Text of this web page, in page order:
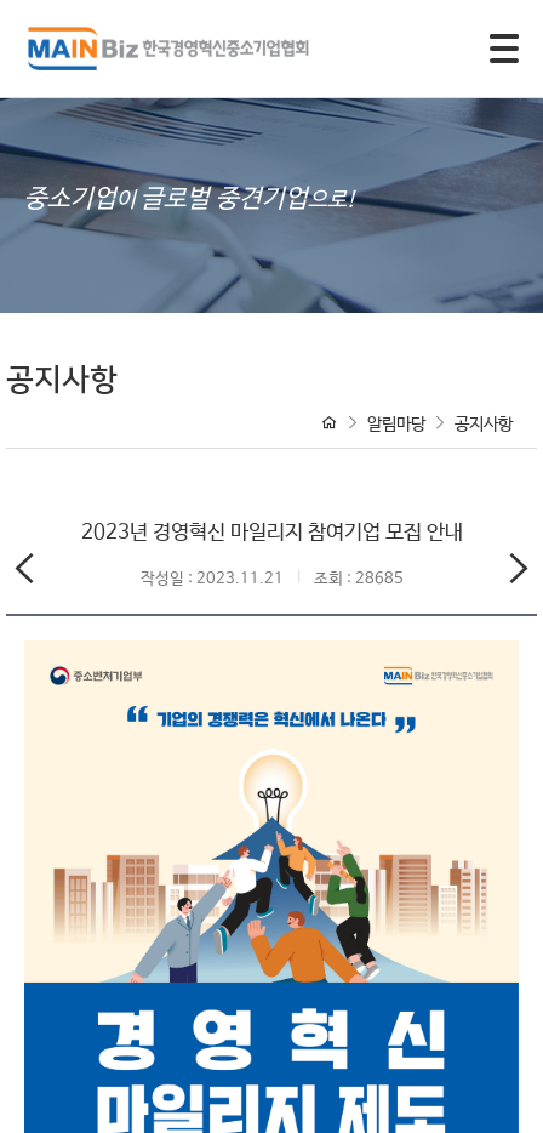
중소기업이 글로벌 중견기업으로!
공지사항
알림마당 공지사항
2023년 경영혁신 마일리지 참여기업 모집 안내
작성일 : 2023.11.21 조회 : 28685